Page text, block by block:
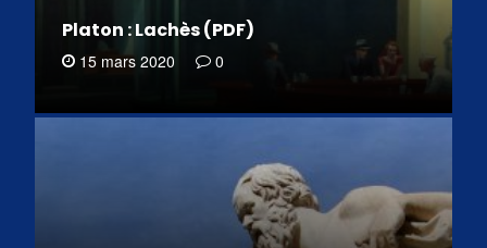
Platon : Lachès (PDF)
15 mars 2020 0